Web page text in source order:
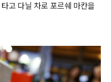
고 다닐 차로 포르쉐 마칸을